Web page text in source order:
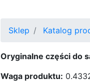
Sklep Katalog
Oryginalne części do
Waga produktu: